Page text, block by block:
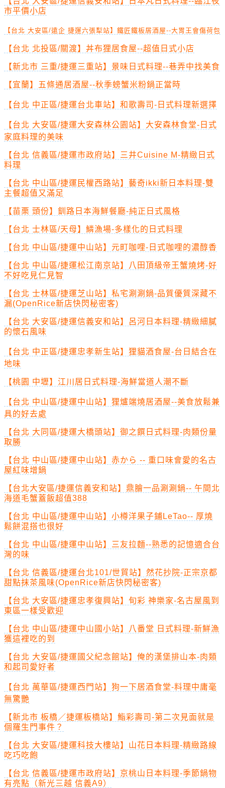
市平價小店
【台北 大安區/遠企 捷運六張犁站】鐵匠鐵板居酒屋--大胃王會傷荷包
【台北 北投區/關渡】丼布狸居食屋--超值日式小店
【新北市 三重/捷運三重站】景味日式料理--巷弄中找美食
【宜蘭】五條通居酒屋--秋季螃蟹米粉鍋正當時
【台北 中正區/捷運台北車站】和歌壽司-日式料理新選擇
【台北 大安區/捷運大安森林公園站】大安森林食堂-日式
家庭料理的美味
【台北 信義區/捷運市政府站】三井Cuisine M-精緻日式
料理
【台北 中山區/捷運民權西路站】藝奇ikki新日本料理-雙
主餐超值又滿足
【苗栗 頭份】釧路日本海鮮餐廳-純正日式風格
【台北 士林區/天母】鱗漁場-多樣化的日式料理
【台北 中山區/捷運中山站】元町咖哩-日式咖哩的濃醇香
【台北 中山區/捷運松江南京站】八田頂級帝王蟹燒烤-好
不好吃見仁見智
【台北 士林區/捷運芝山站】私宅涮涮鍋-品質優質深藏不
漏(OpenRice新店快閃秘密客)
【台北 大安區/捷運信義安和站】呂河日本料理-精緻細膩
的懷石風味
【台北 中正區/捷運忠孝新生站】狸貓酒食屋-台日結合在
地味
【桃園 中壢】江川居日式料理-海鮮當道人潮不斷
【台北 中山區/捷運中山站】狸爐端燒居酒屋--美食放鬆兼
具的好去處
【台北 大同區/捷運大橋頭站】御之饌日式料理-肉類份量
取勝
【台北 中山區/捷運中山站】赤から -- 重口味會愛的名古
屋紅味增鍋
【台北大安區/捷運信義安和站】鼎膾一品涮涮鍋-- 午間北
海道毛蟹蓋飯超值388
【台北 中山區/捷運中山站】小樽洋果子鋪LeTao-- 厚燒
鬆餅混搭也很好
【台北 中山區/捷運中山站】三友拉麵--熟悉的記憶適合台
灣的味
【台北 信義區/捷運台北101/世貿站】然花抄院-正宗京都
甜點抹茶風味(OpenRice新店快閃秘密客)
【台北 大安區/捷運忠孝復興站】旬彩 神樂家-名古屋風到
東區一樣受歡迎
【台北 中山區/捷運中山國小站】八番堂 日式料理-新鮮漁
獲這裡吃的到
【台北 大安區/捷運國父紀念館站】俺的漢堡排山本-肉類
和起司愛好者
【台北 萬華區/捷運西門站】狗一下居酒食堂-料理中庸毫
無驚艷
【新北市 板橋／捷運板橋站】鮨彩壽司-第二次見面就是
個羅生門事件？
【台北 大安區/捷運科技大樓站】山花日本料理-精緻路線
吃巧吃飽
【台北 信義區/捷運市政府站】京桃山日本料理-季節鍋物
有亮點（新光三越 信義A9）